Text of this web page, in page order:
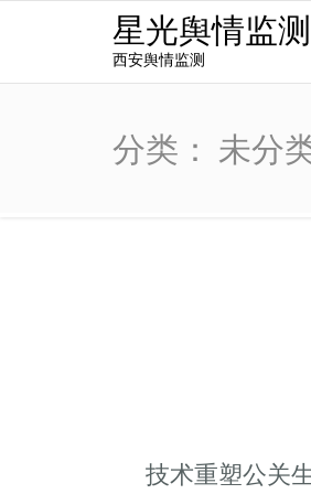
星光舆情监测
西安舆情监测
分类： 未分
技术重塑公关